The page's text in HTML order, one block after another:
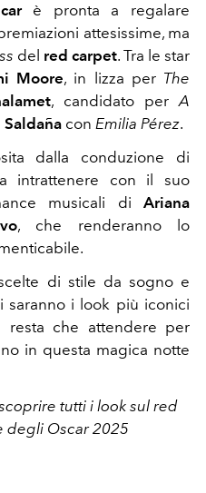
è pronta a regalare
attesissime, ma
del red carpet. Tra le star
Moore, in lizza per The
, candidato perA
Saldaña con Emilia Pérez.
dalla conduzione di
intrattenere con il suo
musicali di Ariana
, che renderanno lo
di stile da sogno e
saranno i look più iconici
resta che attendere per
in questa magica notte
tutti i look sul red
degli Oscar 2025